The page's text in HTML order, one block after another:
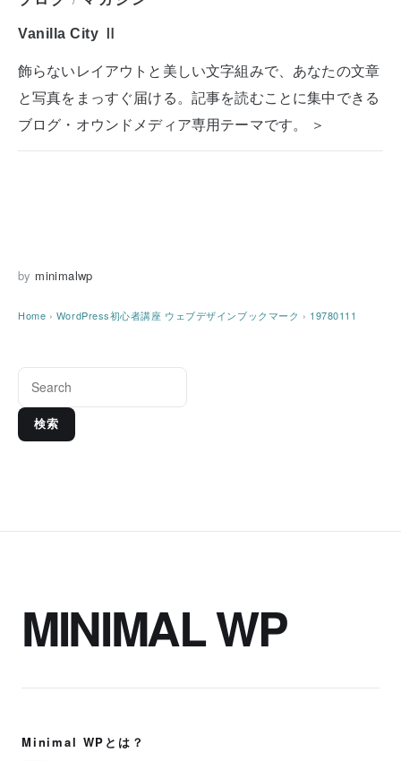
Vanilla City Ⅱ
飾らないレイアウトと美しい文字組みで、あなたの文章
と写真をまっすぐ届ける。記事を読むことに集中できる
ブログ・オウンドメディア専用テーマです。 ＞
by minimalwp
Home › WordPress初心者講座 ウェブデザインブックマーク › 19780111
検索
MINIMAL WP
Minimal WPとは？